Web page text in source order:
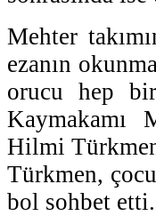
Mehter
ezanın
orucu hep
Kaymakamı
Hilmi
Türkmen,
bol sohbet etti.